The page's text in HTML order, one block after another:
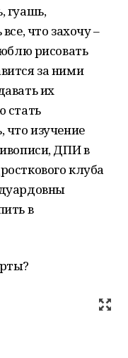
гуашь,
что захочу –
рисовать
за ними
их
стать
изучение
ДПИ в
клуба
в